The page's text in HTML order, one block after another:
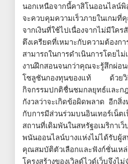
นอกเหนือจากนี้คาสิโนออนไลน์
จะควบคุมความเร็วภายในเกมที่
จากเงินที่ใช้ไปเนื่องจากไม่มีใค
ตึงเครียดที่เหมาะกับความต้อ
สามารถในการดำเนินการโดยไ
งานฝึกสอนจนกว่าคุณจะรู้สึกผ่อ
โซลูชันกองทุนของแท้ ด้วยวิธี
กิจกรรมปกติชื่นชมกลยุทธ์และก
กังวลว่าจะเกิดข้อผิดพลาด อีกสิ่
กับการมีส่วนร่วมบนอินเทอร์เน็ต
สถานที่เดิมพันในสหรัฐอเมริกาเ
พนันออนไลน์บางแห่งไม่ได้รับผู้
คุณสมบัติตัวเลือกและฟังก์ชั่นเห
โครงสร้างของเวิลด์ไวด์เว็บจึงไ